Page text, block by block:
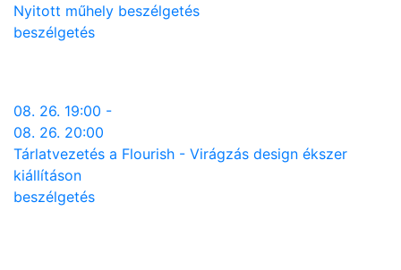
Nyitott műhely beszélgetés
beszélgetés
08. 26. 19:00 -
08. 26. 20:00
Tárlatvezetés a Flourish - Virágzás design ékszer
kiállításon
beszélgetés